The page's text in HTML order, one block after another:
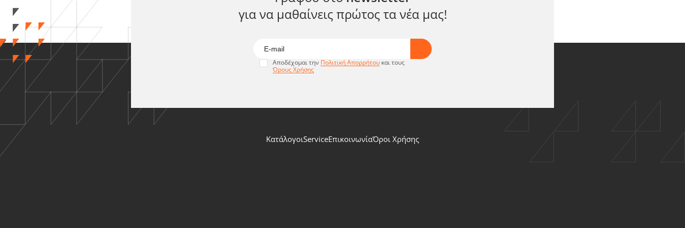
για να μαθαίνεις πρώτος τα νέα μας!
Αποδέχομαι την Πολιτική Απορρήτου και τους
Όρους Χρήσης
ΚατάλογοιServiceΕπικοινωνίαΌροι Χρήσης